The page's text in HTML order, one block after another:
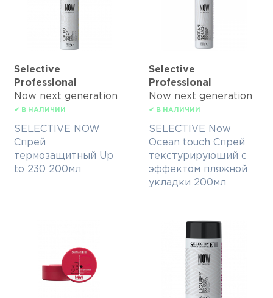
Selective
Professional
Now next generation
✔ В НАЛИЧИИ
SELECTIVE NOW
Спрей
термозащитный Up
to 230 200мл
Selective
Professional
Now next generation
✔ В НАЛИЧИИ
SELECTIVE Now
Ocean touch Спрей
текстурирующий с
эффектом пляжной
укладки 200мл